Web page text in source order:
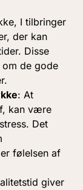
I tilbringer
der kan
Disse
om de gode
: At
kan være
Det
følelsen af
giver